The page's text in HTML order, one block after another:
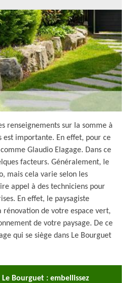
renseignements sur la somme à
est importante. En effet, pour ce
Glaudio Elagage. Dans ce
facteurs. Généralement, le
mais cela varie selon les
appel à des techniciens pour
En effet, le paysagiste
rénovation de votre espace vert,
de votre paysage. De ce
qui se siège dans Le Bourguet
Le Bourguet : embellissez